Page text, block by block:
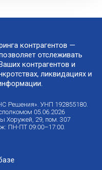
контрагентов —
отслеживать
контрагентов и
ликвидациях и
Решения». УНП 192855180.
05.06.2026
Хоружей, 29, пом. 307
ПН-ПТ 09:00–17:00.